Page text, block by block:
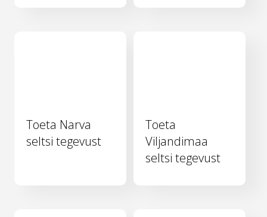
Toeta Narva
seltsi tegevust
Toeta
Viljandimaa
seltsi tegevust